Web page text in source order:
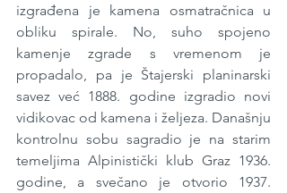
izgrađena je kamena osmatračnica u
obliku spirale. No, suho spojeno
kamenje zgrade s vremenom je
propadalo, pa je Štajerski planinarski
savez već 1888. godine izgradio novi
vidikovac od kamena i željeza. Današnju
kontrolnu sobu sagradio je na starim
temeljima Alpinistički klub Graz 1936.
godine, a svečano je otvorio 1937.